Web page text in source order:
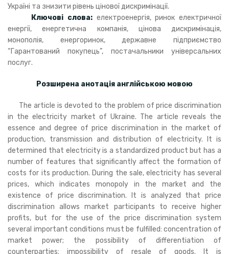
Україні та знизити рівень цінової дискримінації.
Ключові слова:електроенергія, ринок електричної
енергії, енергетична компанія, цінова дискримінація,
монополія, енергоринок, державне підприємство
“Гарантований покупець”, постачальники універсальних
послуг.
Розширена анотація англійською мовою
The article is devoted to the problem of price discrimination
in the electricity market of Ukraine. The article reveals the
essence and degree of price discrimination in the market of
production, transmission and distribution of electricity. It is
determined that electricity is a standardized product but has a
number of features that significantly affect the formation of
costs for its production. During the sale, electricity has several
prices, which indicates monopoly in the market and the
existence of price discrimination. It is analyzed that price
discrimination allows market participants to receive higher
profits, but for the use of the price discrimination system
several important conditions must be fulfilled: concentration of
market power; the possibility of differentiation of
counterparties; impossibility of resale of goods. It is